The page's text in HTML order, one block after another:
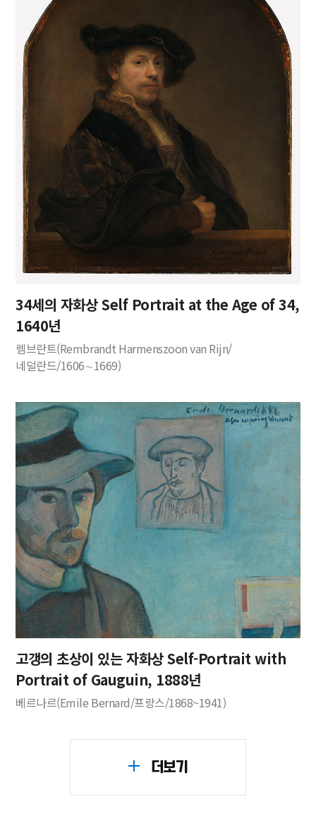
34세의 자화상 Self Portrait at the Age of 34,
1640년
렘브란트(Rembrandt Harmenszoon van Rijn/
네덜란드/1606∼1669)
고갱의 초상이 있는 자화상 Self-Portrait with
Portrait of Gauguin, 1888년
베르나르(Emile Bernard/프랑스/1868~1941)
더보기